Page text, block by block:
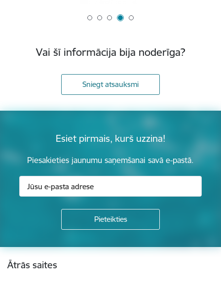
Vai šī informācija bija noderīga?
Sniegt atsauksmi
Esiet pirmais, kurš uzzina!
Piesakieties jaunumu saņemšanai savā e-pastā.
Kājene
Ātrās saites